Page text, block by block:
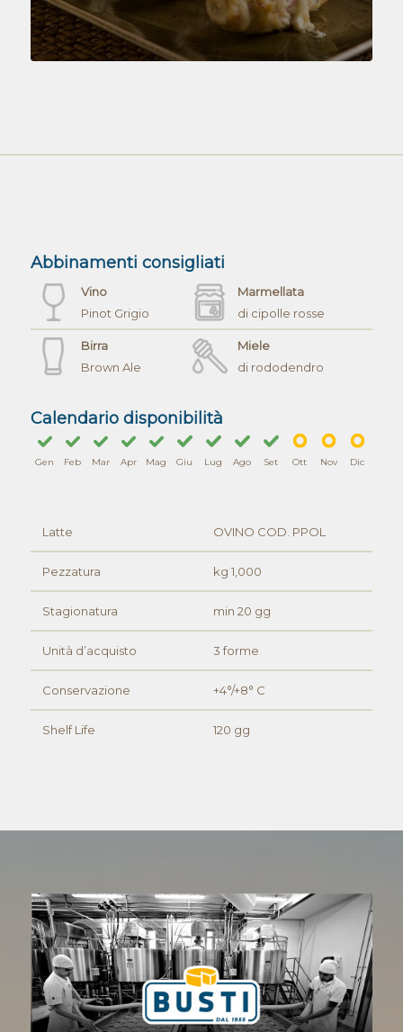
Abbinamenti consigliati
Vino
Pinot Grigio
Marmellata
di cipolle rosse
Birra
Brown Ale
Miele
di rododendro
Calendario disponibilità
Gen Feb Mar Apr Mag Giu Lug Ago Set Ott Nov Dic
Latte OVINO COD. PPOL
Pezzatura kg 1,000
Stagionatura min 20 gg
Unità d’acquisto 3 forme
Conservazione +4°/+8° C
Shelf Life 120 gg